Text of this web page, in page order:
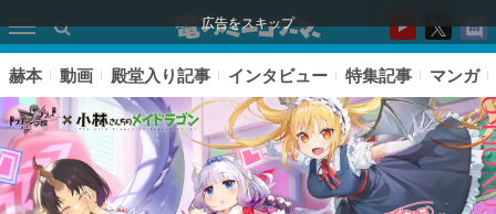
広告をスキップ
赫本 動画 殿堂入り記事 インタビュー 特集記事 マンガ